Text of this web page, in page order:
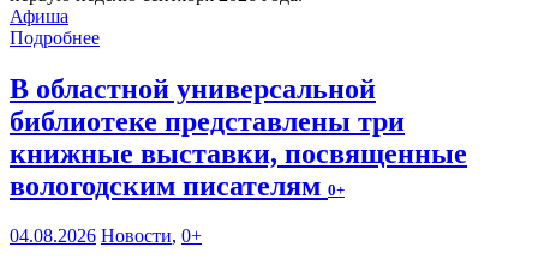
Афиша
Подробнее
В областной универсальной
библиотеке представлены три
книжные выставки, посвященные
вологодским писателям 0+
04.08.2026 Новости, 0+